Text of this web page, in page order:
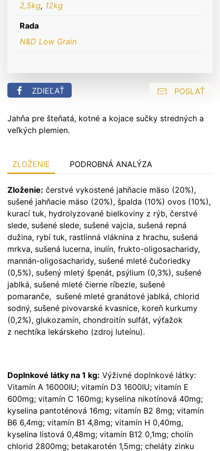
2,5kg, 12kg
Rada
N&D Low Grain
ZDIEĽAŤ POSLAŤ
Jahňa pre šteňatá, kotné a kojace sučky stredných a
veľkých plemien.
ZLOŽENIE PODROBNÁ ANALÝZA
Zloženie: čerstvé vykostené jahňacie mäso (20%),
sušené jahňacie mäso (20%), špalda (10%) ovos (10%),
kurací tuk, hydrolyzované bielkoviny z rýb, čerstvé
slede, sušené slede, sušené vajcia, sušená repná
dužina, rybí tuk, rastlinná vláknina z hrachu, sušená
mrkva, sušená lucerna, inulín, frukto-oligosacharidy,
mannán-oligosacharidy, sušené mleté čučoriedky
(0,5%), sušený mletý špenát, psýlium (0,3%), sušené
jablká, sušené mleté čierne ríbezle, sušené
pomaranče, sušené mleté granátové jablká, chlorid
sodný, sušené pivovarské kvasnice, koreň kurkumy
(0,2%), glukozamín, chondroitín sulfát, výťažok
z nechtíka lekárskeho (zdroj luteínu).
Doplnkové látky na 1 kg: Výživné doplnkové látky:
Vitamín A 16000IU; vitamín D3 1600IU; vitamín E
600mg; vitamín C 160mg; kyselina nikotínová 40mg;
kyselina pantoténová 16mg; vitamín B2 8mg; vitamín
B6 6,4mg; vitamín B1 4,8mg; vitamín H 0,40mg,
kyselina listová 0,48mg; vitamín B12 0,1mg; cholín
chlorid 2800mg; betakarotén 1,5mg; cheláty zinku